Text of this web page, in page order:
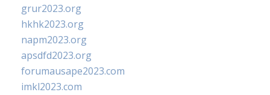
grur2023.org
hkhk2023.org
napm2023.org
apsdfd2023.org
forumausape2023.com
imkl2023.com